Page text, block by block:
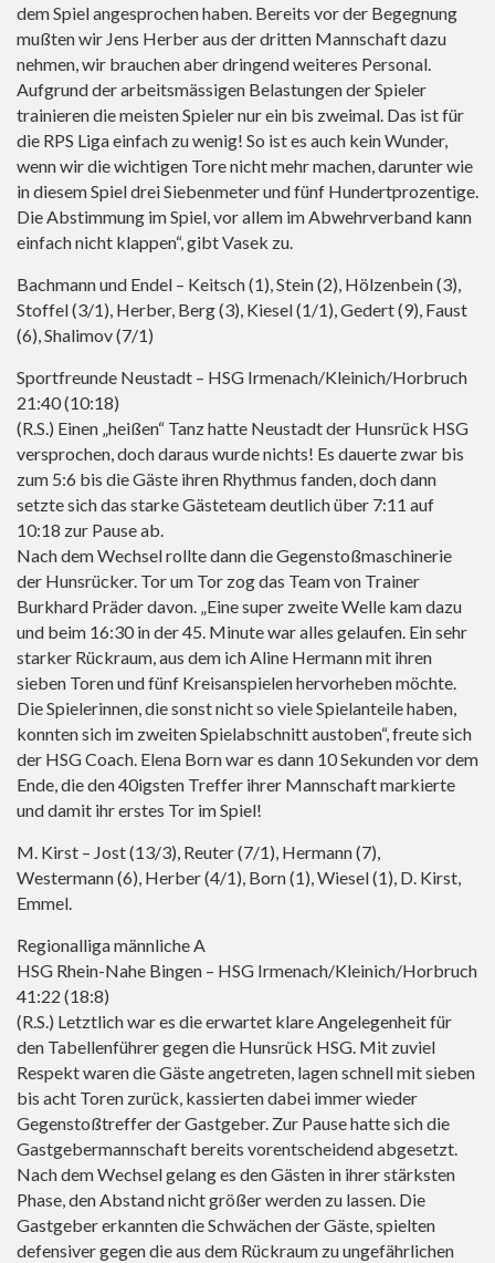
dem Spiel angesprochen haben. Bereits vor der Begegnung
mußten wir Jens Herber aus der dritten Mannschaft dazu
nehmen, wir brauchen aber dringend weiteres Personal.
Aufgrund der arbeitsmässigen Belastungen der Spieler
trainieren die meisten Spieler nur ein bis zweimal. Das ist für
die RPS Liga einfach zu wenig! So ist es auch kein Wunder,
wenn wir die wichtigen Tore nicht mehr machen, darunter wie
in diesem Spiel drei Siebenmeter und fünf Hundertprozentige.
Die Abstimmung im Spiel, vor allem im Abwehrverband kann
einfach nicht klappen“, gibt Vasek zu.
Bachmann und Endel – Keitsch (1), Stein (2), Hölzenbein (3),
Stoffel (3/1), Herber, Berg (3), Kiesel (1/1), Gedert (9), Faust
(6), Shalimov (7/1)
Sportfreunde Neustadt – HSG Irmenach/Kleinich/Horbruch
21:40 (10:18)
(R.S.) Einen „heißen“ Tanz hatte Neustadt der Hunsrück HSG
versprochen, doch daraus wurde nichts! Es dauerte zwar bis
zum 5:6 bis die Gäste ihren Rhythmus fanden, doch dann
setzte sich das starke Gästeteam deutlich über 7:11 auf
10:18 zur Pause ab.
Nach dem Wechsel rollte dann die Gegenstoßmaschinerie
der Hunsrücker. Tor um Tor zog das Team von Trainer
Burkhard Präder davon. „Eine super zweite Welle kam dazu
und beim 16:30 in der 45. Minute war alles gelaufen. Ein sehr
starker Rückraum, aus dem ich Aline Hermann mit ihren
sieben Toren und fünf Kreisanspielen hervorheben möchte.
Die Spielerinnen, die sonst nicht so viele Spielanteile haben,
konnten sich im zweiten Spielabschnitt austoben“, freute sich
der HSG Coach. Elena Born war es dann 10 Sekunden vor dem
Ende, die den 40igsten Treffer ihrer Mannschaft markierte
und damit ihr erstes Tor im Spiel!
M. Kirst – Jost (13/3), Reuter (7/1), Hermann (7),
Westermann (6), Herber (4/1), Born (1), Wiesel (1), D. Kirst,
Emmel.
Regionalliga männliche A
HSG Rhein-Nahe Bingen – HSG Irmenach/Kleinich/Horbruch
41:22 (18:8)
(R.S.) Letztlich war es die erwartet klare Angelegenheit für
den Tabellenführer gegen die Hunsrück HSG. Mit zuviel
Respekt waren die Gäste angetreten, lagen schnell mit sieben
bis acht Toren zurück, kassierten dabei immer wieder
Gegenstoßtreffer der Gastgeber. Zur Pause hatte sich die
Gastgebermannschaft bereits vorentscheidend abgesetzt.
Nach dem Wechsel gelang es den Gästen in ihrer stärksten
Phase, den Abstand nicht größer werden zu lassen. Die
Gastgeber erkannten die Schwächen der Gäste, spielten
defensiver gegen die aus dem Rückraum zu ungefährlichen